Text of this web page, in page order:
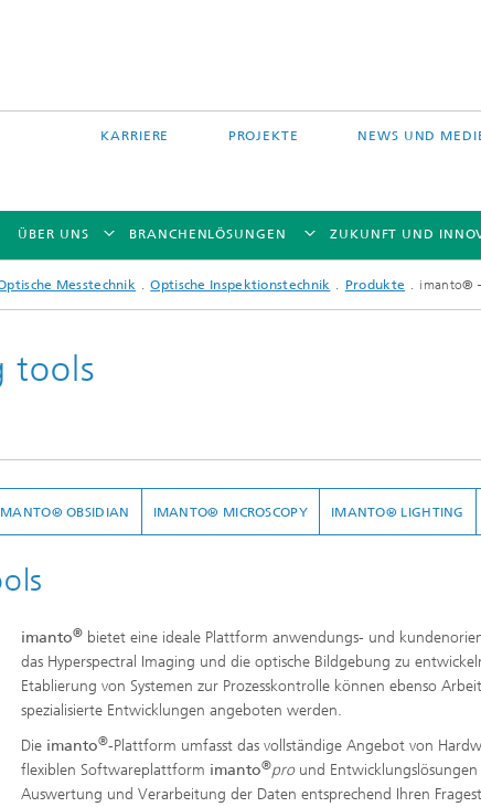
KARRIERE PROJEKTE NEWS UND
ÜBER UNS BRANCHENLÖSUNGEN ZUKUNFT UND
Mikro- und
Optische Fasertechnologie
Messtechnik Optische Inspektionstechnik Produkte imanto®
tools
imanto® bietet eine ideale Plattform anwendungs- und
das Hyperspectral Imaging und die optische Bildgebung zu
Etablierung von Systemen zur Prozesskontrolle können ebenso
spezialisierte Entwicklungen angeboten werden.
Die imanto®-Plattform umfasst das vollständige Angebot von
flexiblen Softwareplattform imanto®pround Entwicklungslösungen
Auswertung und Verarbeitung der Daten entsprechend Ihren
OBSIDIAN IMANTO® MICROSCOPY IMANTO® LIGHTING